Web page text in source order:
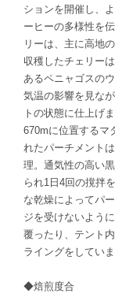
ションを開催し、
ーヒーの多様性を
リーは、主に高地
収穫したチェリー
あるペニャゴスの
気温の影響を見な
トの状態に仕上げ
670mに位置するマ
れたパーチメント
理。通気性の高い
られ1日4回の撹拌
な乾燥によってパ
ジを受けないよう
覆ったり、テント
ライングをしていま
◆焙煎度合